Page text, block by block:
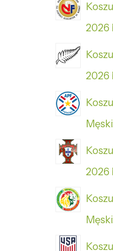
2026
2026
2026